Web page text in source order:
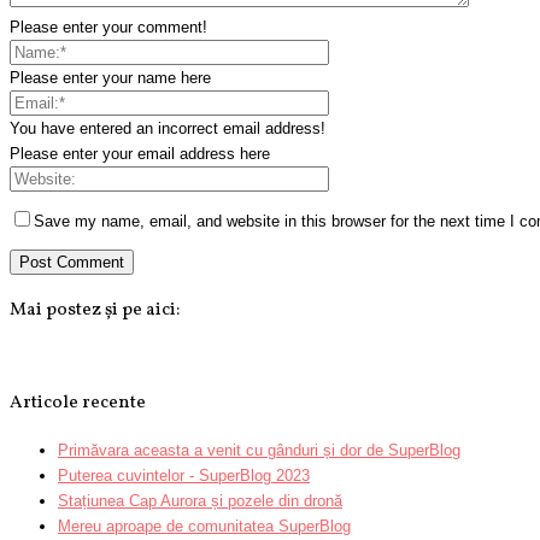
Please enter your comment!
Please enter your name here
You have entered an incorrect email address!
Please enter your email address here
Save my name, email, and website in this browser for the next time I
Mai postez și pe aici:
Articole recente
Primăvara aceasta a venit cu gânduri și dor de SuperBlog
Puterea cuvintelor - SuperBlog 2023
Stațiunea Cap Aurora și pozele din dronă
Mereu aproape de comunitatea SuperBlog